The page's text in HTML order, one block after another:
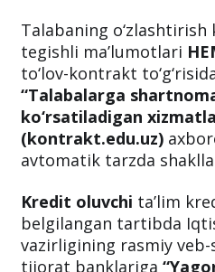
Talabaning o‘zlashtirish
tegishli ma’lumotlari
to‘lov-kontrakt
“Talabalarga
ko‘rsatiladigan
(kontrakt.edu.uz)
avtomatik tarzda
Kredit oluvchi ta’lim
belgilangan tartibda
vazirligining rasmiy veb-
tijorat banklariga